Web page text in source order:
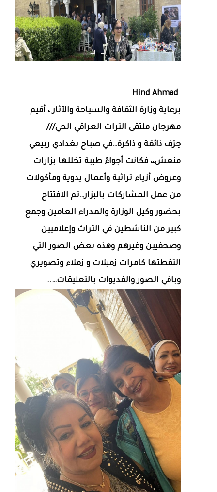
Hind Ahmad
برعاية وزارة الثقافة والسياحة والآثار ، أقيم
مهرجان ملتقى التراث العراقي الحي///
حِرٓف ذائقة و ذاكرة…في صباح بغدادي ربيعي
منعش،، فكانت أجواءً طيبة تخللها بزارات
وعروض أزياء تراثية وأعمال يدوية ومأكولات
من عمل المشاركات بالبزار…تم الافتتاح
بحضور وكيل الوزارة والمدراء العامين وجمع
كبير من الناشطين في التراث وإعلاميين
وصحفيين وغيرهم وهذه بعض الصور التي
التقطتها كامرات زميلات و زملاء وتصويري
وباقي الصور والفديوات بالتعليقات…..